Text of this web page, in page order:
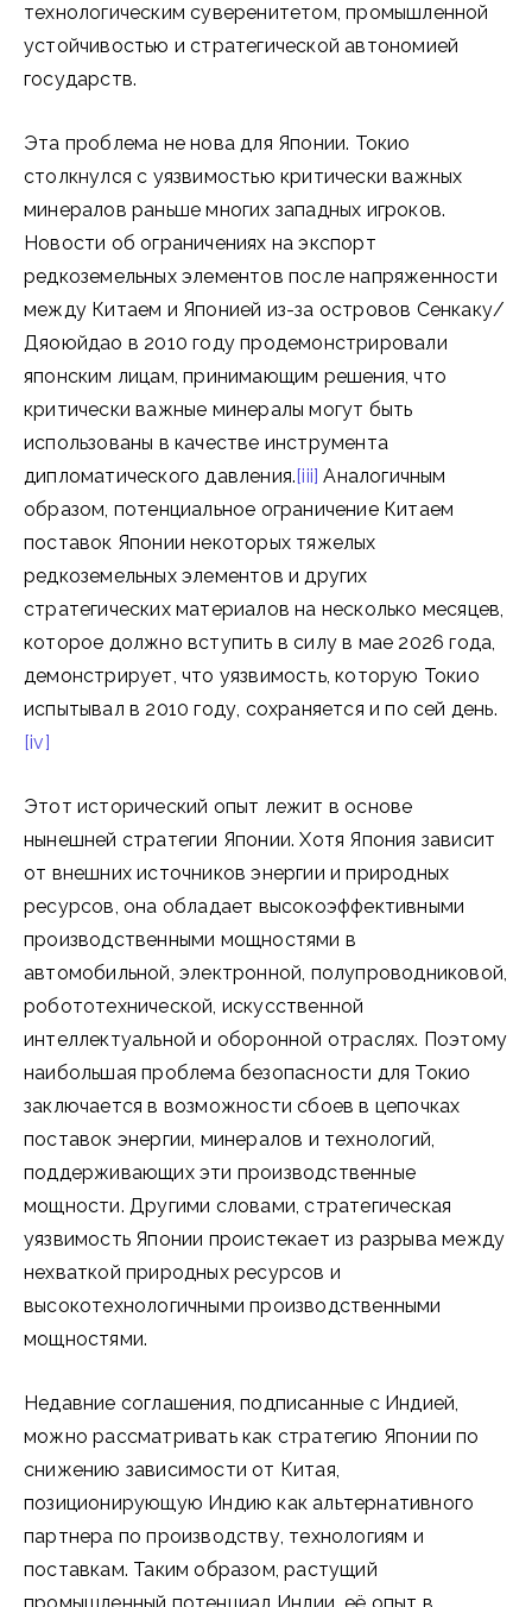
технологическим суверенитетом, промышленной
устойчивостью и стратегической автономией
государств.
Эта проблема не нова для Японии. Токио
столкнулся с уязвимостью критически важных
минералов раньше многих западных игроков.
Новости об ограничениях на экспорт
редкоземельных элементов после напряженности
между Китаем и Японией из-за островов Сенкаку/
Дяоюйдао в 2010 году продемонстрировали
японским лицам, принимающим решения, что
критически важные минералы могут быть
использованы в качестве инструмента
дипломатического давления.[iii] Аналогичным
образом, потенциальное ограничение Китаем
поставок Японии некоторых тяжелых
редкоземельных элементов и других
стратегических материалов на несколько месяцев,
которое должно вступить в силу в мае 2026 года,
демонстрирует, что уязвимость, которую Токио
испытывал в 2010 году, сохраняется и по сей день.
[iv]
Этот исторический опыт лежит в основе
нынешней стратегии Японии. Хотя Япония зависит
от внешних источников энергии и природных
ресурсов, она обладает высокоэффективными
производственными мощностями в
автомобильной, электронной, полупроводниковой,
робототехнической, искусственной
интеллектуальной и оборонной отраслях. Поэтому
наибольшая проблема безопасности для Токио
заключается в возможности сбоев в цепочках
поставок энергии, минералов и технологий,
поддерживающих эти производственные
мощности. Другими словами, стратегическая
уязвимость Японии проистекает из разрыва между
нехваткой природных ресурсов и
высокотехнологичными производственными
мощностями.
Недавние соглашения, подписанные с Индией,
можно рассматривать как стратегию Японии по
снижению зависимости от Китая,
позиционирующую Индию как альтернативного
партнера по производству, технологиям и
поставкам. Таким образом, растущий